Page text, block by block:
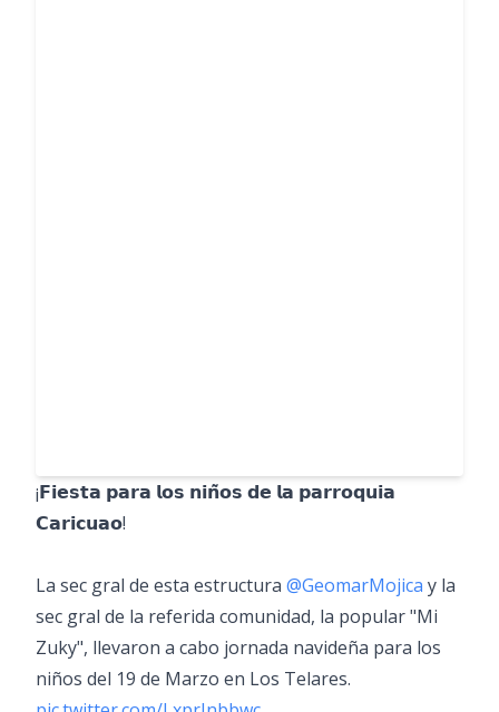
¡𝗙𝗶𝗲𝘀𝘁𝗮 𝗽𝗮𝗿𝗮 𝗹𝗼𝘀 𝗻𝗶𝗻̃𝗼𝘀 𝗱𝗲 𝗹𝗮 𝗽𝗮𝗿𝗿𝗼𝗾𝘂𝗶𝗮
𝗖𝗮𝗿𝗶𝗰𝘂𝗮𝗼!
La sec gral de esta estructura @GeomarMojica y la
sec gral de la referida comunidad, la popular "Mi
Zuky", llevaron a cabo jornada navideña para los
niños del 19 de Marzo en Los Telares.